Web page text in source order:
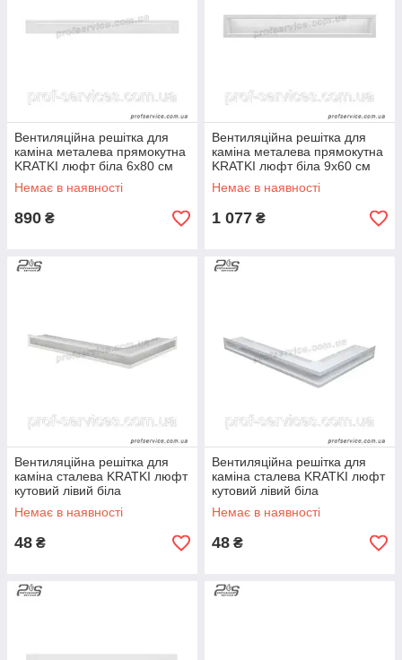
Вентиляційна решітка для
каміна металева прямокутна
KRATKI люфт біла 6х80 см
Немає в наявності
890 ₴
Вентиляційна решітка для
каміна металева прямокутна
KRATKI люфт біла 9х60 см
Немає в наявності
1 077 ₴
Вентиляційна решітка для
каміна сталева KRATKI люфт
кутовий лівий біла
600х400х60 мм
Немає в наявності
48 ₴
Вентиляційна решітка для
каміна сталева KRATKI люфт
кутовий лівий біла
766х547х60 мм
Немає в наявності
48 ₴